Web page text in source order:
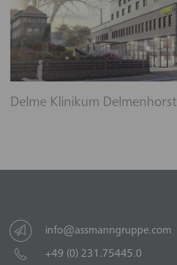
Delme Klinikum Delmenhorst
info@assmanngruppe.com
+49 (0) 231.75445.0